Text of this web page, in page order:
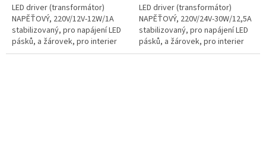
LED driver (transformátor)
NAPĚŤOVÝ, 220V/12V-12W/1A
stabilizovaný, pro napájení LED
pásků, a žárovek, pro interier
IP20
LED driver (transformátor)
NAPĚŤOVÝ, 220V/24V-30W/12,5A
stabilizovaný, pro napájení LED
pásků, a žárovek, pro interier
IP20